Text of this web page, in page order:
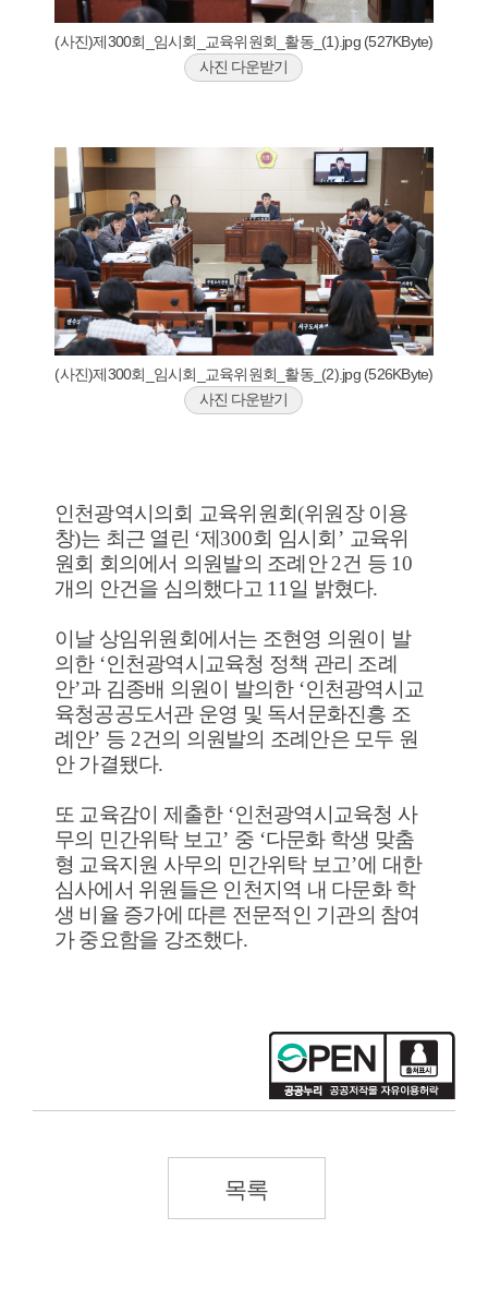
(사진)제300회_임시회_교육위원회_활동_(1).jpg (527KByte)
사진 다운받기
(사진)제300회_임시회_교육위원회_활동_(2).jpg (526KByte)
사진 다운받기
인천광역시의회 교육위원회(위원장 이용
창)는 최근 열린 ‘제300회 임시회’ 교육위
원회 회의에서 의원발의 조례안2건 등 10
개의 안건을 심의했다고 11 일 밝혔다.
이날 상임위원회에서는 조현영 의원이 발
의한 ‘인천광역시교육청 정책 관리 조례
안’과 김종배 의원이 발의한 ‘인천광역시교
육청공공도서관 운영 및 독서문화진흥 조
례안’ 등 2건의 의원발의 조례안은 모두 원
안 가결됐다.
또 교육감이 제출한 ‘인천광역시교육청 사
무의 민간위탁 보고’ 중 ‘다문화 학생 맞춤
형 교육지원 사무의 민간위탁 보고’에 대한
심사에서 위원들은 인천지역 내 다문화 학
생 비율 증가에 따른 전문적인 기관의 참여
가 중요함을 강조했다.
목록